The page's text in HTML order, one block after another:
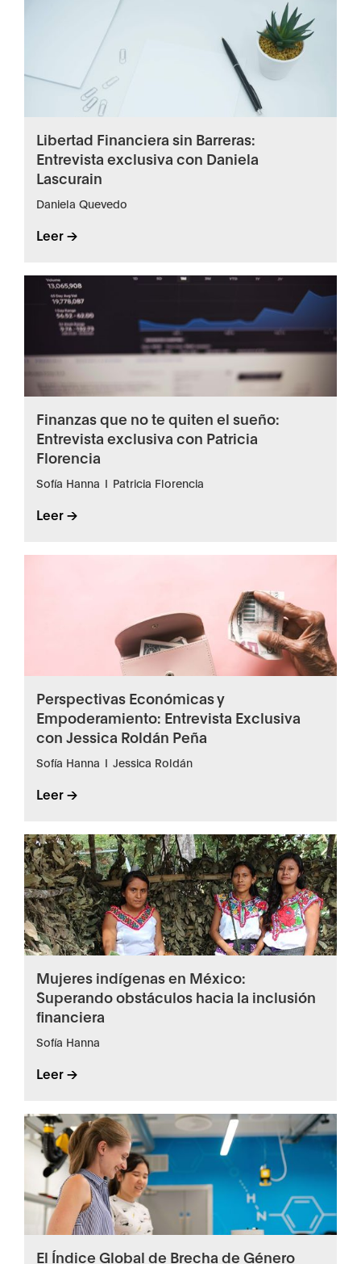
Libertad Financiera sin Barreras:
Entrevista exclusiva con Daniela
Lascurain
Daniela Quevedo
Leer ->
Finanzas que no te quiten el sueño:
Entrevista exclusiva con Patricia
Florencia
Sofía Hanna I Patricia Florencia
Leer ->
Perspectivas Económicas y
Empoderamiento: Entrevista Exclusiva
con Jessica Roldán Peña
Sofía Hanna I Jessica Roldán
Leer ->
Mujeres indígenas en México:
Superando obstáculos hacia la inclusión
financiera
Sofía Hanna
Leer ->
El Índice Global de Brecha de Género